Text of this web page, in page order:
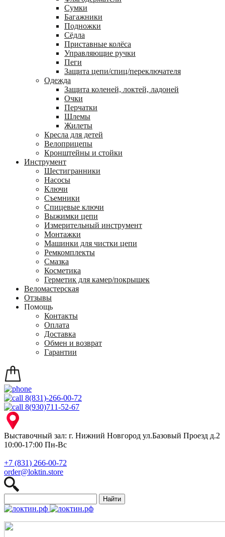
Сумки
Багажники
Подножки
Сёдла
Приставные колёса
Управляющие ручки
Пеги
Защита цепи/спиц/переключателя
Одежда
Защита коленей, локтей, ладоней
Очки
Перчатки
Шлемы
Жилеты
Кресла для детей
Велоприцепы
Кронштейны и стойки
Инструмент
Шестигранники
Насосы
Ключи
Съемники
Спицевые ключи
Выжимки цепи
Измерительный инструмент
Монтажки
Машинки для чистки цепи
Ремкомплекты
Смазка
Косметика
Герметик для камер/покрышек
Веломастерская
Отзывы
Помощь
Контакты
Оплата
Доставка
Обмен и возврат
Гарантии
8(831)-266-00-72
8(930)711-52-67
Выставочный зал: г. Нижний Новгород ул.Базовый Проезд д.2
10:00-17:00 Пн-Вс
+7 (831) 266-00-72
order@loktin.store
Найти